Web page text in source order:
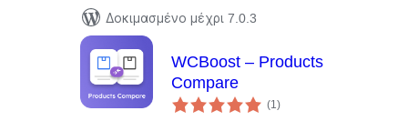
Δοκιμασμένο μέχρι 7.0.3
WCBoost – Products
Compare
(1αξιολογήσεις
σύνολο
)